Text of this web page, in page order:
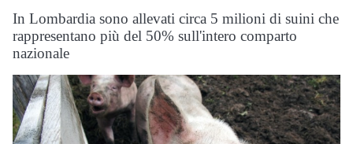
In Lombardia sono allevati circa 5 milioni di suini che
rappresentano più del 50% sull'intero comparto
nazionale